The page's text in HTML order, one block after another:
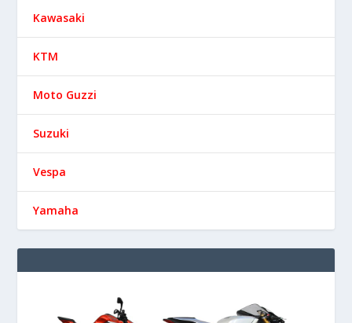
Kawasaki
KTM
Moto Guzzi
Suzuki
Vespa
Yamaha